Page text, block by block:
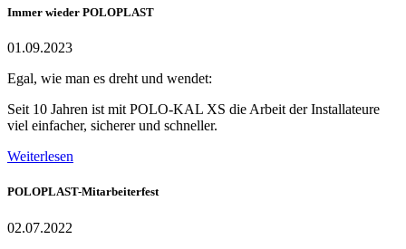
Immer wieder POLOPLAST
01.09.2023
Egal, wie man es dreht und wendet:
Seit 10 Jahren ist mit POLO-KAL XS die Arbeit der Installateure
viel einfacher, sicherer und schneller.
Weiterlesen
POLOPLAST-Mitarbeiterfest
02.07.2022